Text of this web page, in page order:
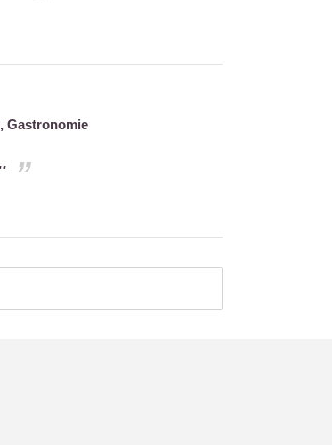
Gastronomie